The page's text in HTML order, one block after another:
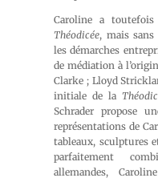
Caroline a
Théodicée, mais sans
les démarches
de médiation à
Clarke ; Lloyd
initiale de la
Schrader propose
représentations de
tableaux, sculptures
parfaitement
allemandes,